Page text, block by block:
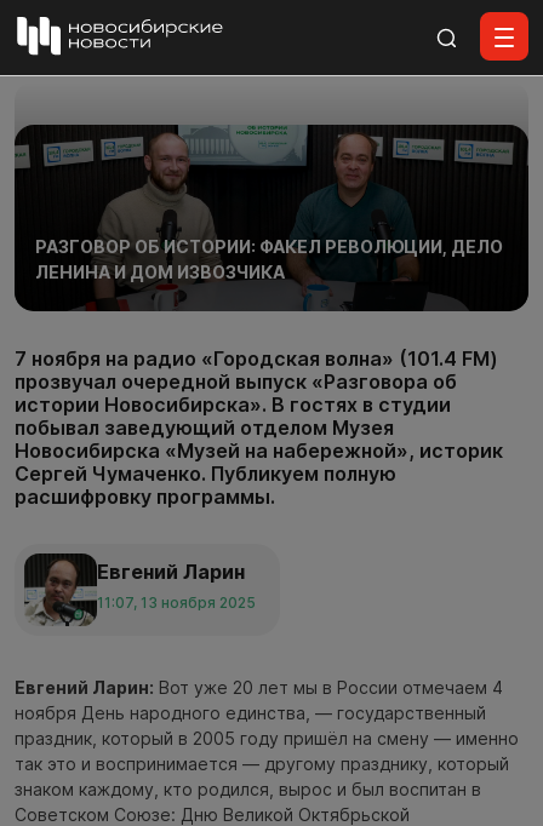
РАЗГОВОР ОБ ИСТОРИИ: ФАКЕЛ РЕВОЛЮЦИИ, ДЕЛО
ЛЕНИНА И ДОМ ИЗВОЗЧИКА
7 ноября на радио «Городская волна» (101.4 FM)
прозвучал очередной выпуск «Разговора об
истории Новосибирска». В гостях в студии
побывал заведующий отделом Музея
Новосибирска «Музей на набережной», историк
Сергей Чумаченко. Публикуем полную
расшифровку программы.
Евгений Ларин
11:07, 13 ноября 2025
Евгений Ларин: Вот уже 20 лет мы в России отмечаем 4
ноября День народного единства, — государственный
праздник, который в 2005 году пришёл на смену — именно
так это и воспринимается — другому празднику, который
знаком каждому, кто родился, вырос и был воспитан в
Советском Союзе: Дню Великой Октябрьской